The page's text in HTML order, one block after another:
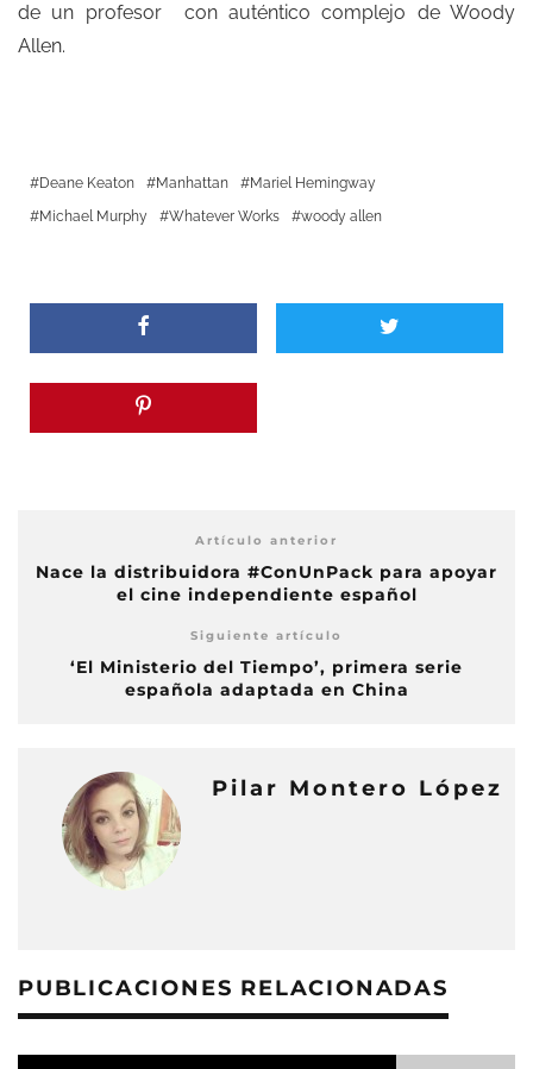
de un profesor con auténtico complejo de Woody
Allen.
Deane Keaton Manhattan
Mariel Hemingway
Michael Murphy
Whatever Works woody allen
Artículo anterior
Nace la distribuidora #ConUnPack para apoyar
el cine independiente español
Siguiente artículo
‘El Ministerio del Tiempo’, primera serie
española adaptada en China
Pilar Montero López
PUBLICACIONES RELACIONADAS